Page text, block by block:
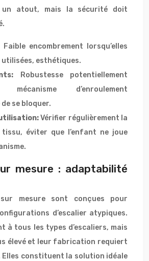
un atout, mais la sécurité doit
Faible encombrement lorsqu’elles
utilisées, esthétiques.
Robustesse potentiellement
mécanisme d’enroulement
se bloquer.
Vérifier régulièrement la
éviter que l’enfant ne joue
mesure : adaptabilité
mesure sont conçues pour
d’escalier atypiques.
à tous les types d’escaliers, mais
élevé et leur fabrication requiert
Elles constituent la solution idéale